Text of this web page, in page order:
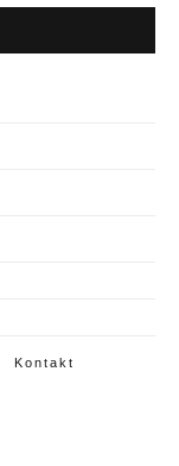
Kontakt